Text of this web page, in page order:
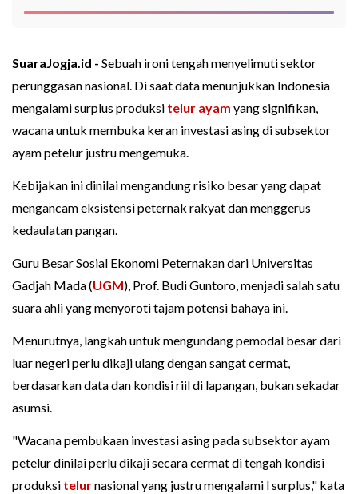
SuaraJogja.id - Sebuah ironi tengah menyelimuti sektor
perunggasan nasional. Di saat data menunjukkan Indonesia
mengalami surplus produksi telur ayam yang signifikan,
wacana untuk membuka keran investasi asing di subsektor
ayam petelur justru mengemuka.
Kebijakan ini dinilai mengandung risiko besar yang dapat
mengancam eksistensi peternak rakyat dan menggerus
kedaulatan pangan.
Guru Besar Sosial Ekonomi Peternakan dari Universitas
Gadjah Mada (UGM), Prof. Budi Guntoro, menjadi salah satu
suara ahli yang menyoroti tajam potensi bahaya ini.
Menurutnya, langkah untuk mengundang pemodal besar dari
luar negeri perlu dikaji ulang dengan sangat cermat,
berdasarkan data dan kondisi riil di lapangan, bukan sekadar
asumsi.
"Wacana pembukaan investasi asing pada subsektor ayam
petelur dinilai perlu dikaji secara cermat di tengah kondisi
produksi telurnasional yang justru mengalami l surplus," kata